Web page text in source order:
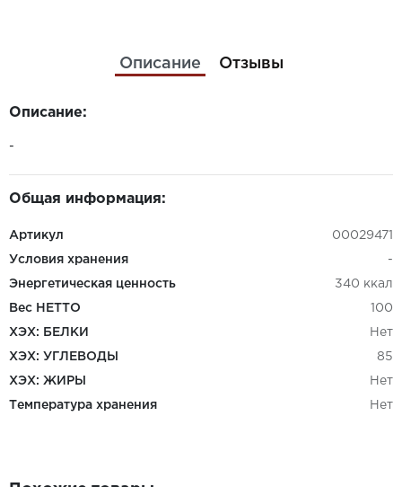
Описание Отзывы
Описание:
-
Общая информация:
Артикул 00029471
Условия хранения -
Энергетическая ценность 340 ккал
Вес НЕТТО 100
ХЭХ: БЕЛКИ Нет
ХЭХ: УГЛЕВОДЫ 85
ХЭХ: ЖИРЫ Нет
Температура хранения Нет